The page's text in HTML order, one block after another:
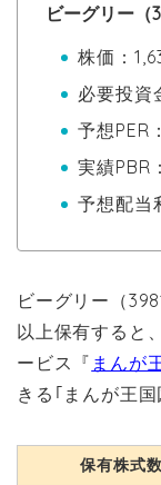
ビーグリー（
株価：
必要投資
予想PER
実績PBR
予想配当
ビーグリー（
以上保有すると
ービス『 まんが
きる｢まんが王国
保有株式数